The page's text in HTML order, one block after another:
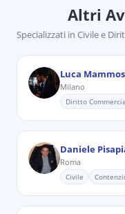
Altri
Specializzati in Civile e
Luca Mammos
Milano
Diritto
Daniele
Roma
Civile